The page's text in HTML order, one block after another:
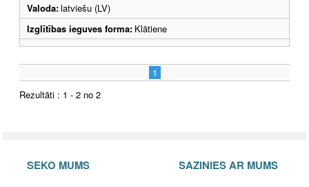
Valoda:latviešu (LV)
Izglītības ieguves forma: Klātiene
1
Rezultāti : 1 - 2 no 2
SEKO MUMS SAZINIES AR MUMS